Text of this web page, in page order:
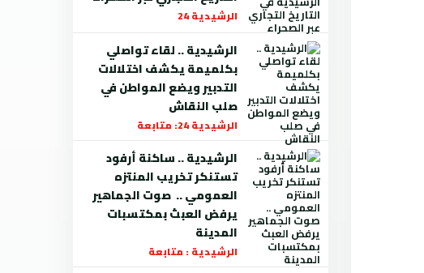
الرشيدية 24
الرشيدية .. لقاء تواصلي
بكلميمة يكشف اختلالات
التدبير ويضع المواطن في
صلب النقاش
الرشيدية 24: متابعة
الرشيدية .. ساكنة أرفود
تستنكر تخريب المنتزه
العمومي .. صوت الجماهير
يرفض العبث بمكتسبات
المدينة
الرشيدية : متابعة